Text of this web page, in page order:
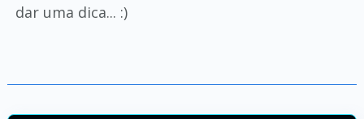
dar uma dica... :)